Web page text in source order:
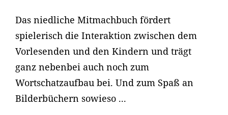
Das niedliche Mitmachbuch fördert
spielerisch die Interaktion zwischen dem
Vorlesenden und den Kindern und trägt
ganz nebenbei auch noch zum
Wortschatzaufbau bei. Und zum Spaß an
Bilderbüchern sowieso ...